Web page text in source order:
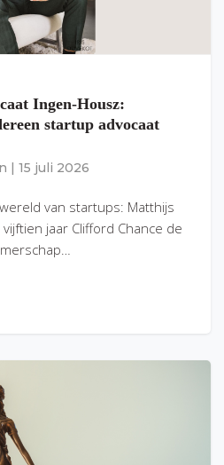
Ingen-Housz:
startup advocaat
15 juli 2026
van startups: Matthijs
jaar Clifford Chance de